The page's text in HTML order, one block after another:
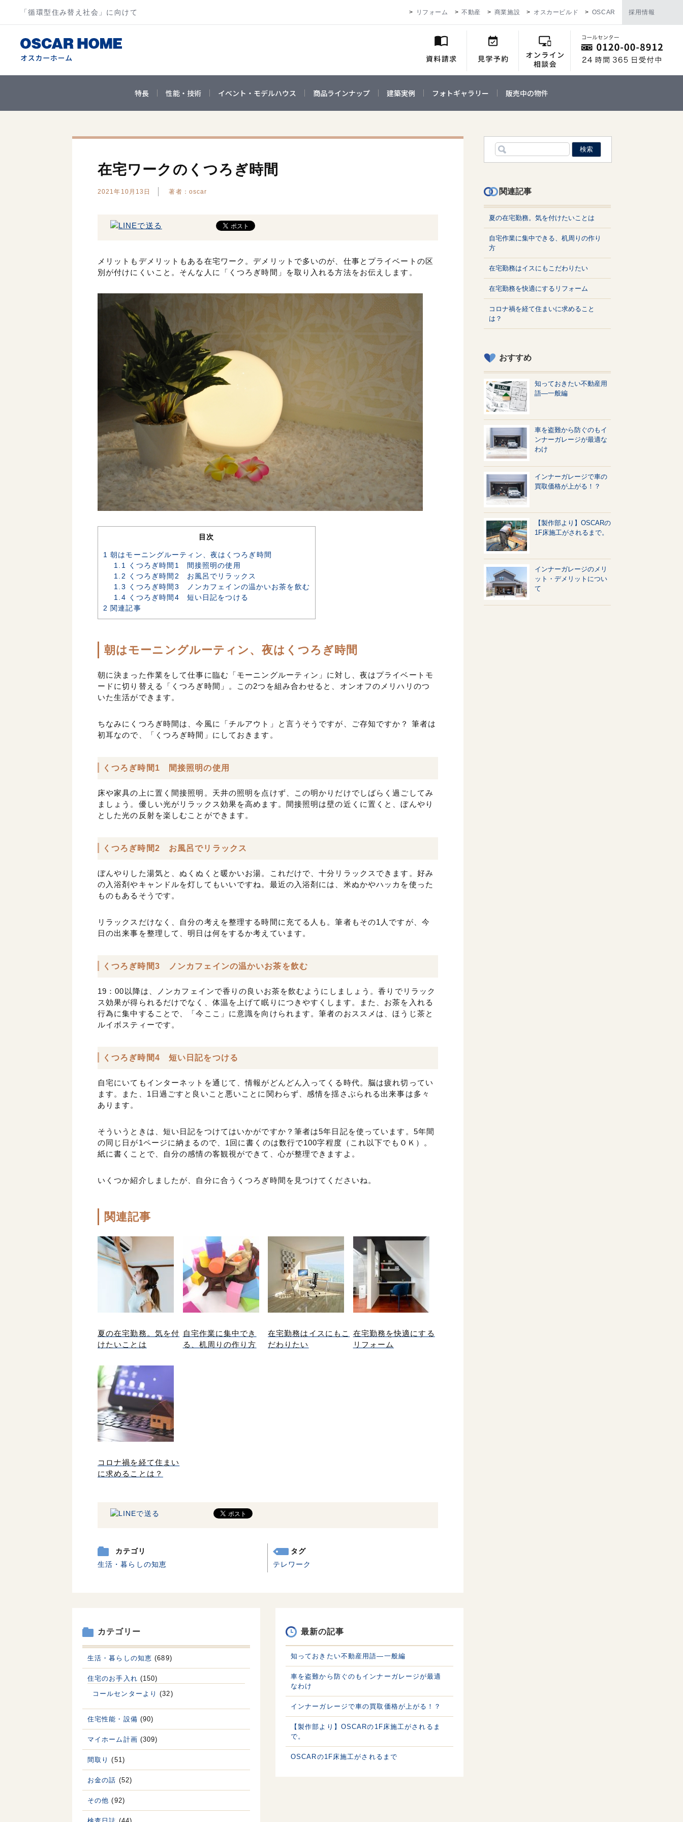
「循環型住み替え社会」に向けて リフォーム 不動産 商業施設 オスカービルド OSCAR 採用情報
特長 性能・技術 イベント・モデルハウス 商品ラインナップ 建築実例 フォトギャラリー 販売中の物件
在宅ワークのくつろぎ時間
2021年10月13日 著者：oscar
メリットもデメリットもある在宅ワーク。デメリットで多いのが、仕事とプライベートの区
別が付けにくいこと。そんな人に「くつろぎ時間」を取り入れる方法をお伝えします。
目次
1 朝はモーニングルーティン、夜はくつろぎ時間
1.1 くつろぎ時間1 間接照明の使用
1.2
くつろぎ時間2 お風呂でリラックス
1.3
くつろぎ時間3 ノンカフェインの温かいお茶を飲む
1.4 くつろぎ時間4 短い日記をつける
2 関連記事
朝はモーニングルーティン、夜はくつろぎ時間
朝に決まった作業をして仕事に臨む「モーニングルーティン」に対し、夜はプライベートモ
ードに切り替える「くつろぎ時間」。この2つを組み合わせると、オンオフのメリハリのつ
いた生活ができます。
ちなみにくつろぎ時間は、今風に「チルアウト」と言うそうですが、ご存知ですか？ 筆者は
初耳なので、「くつろぎ時間」にしておきます。
くつろぎ時間1 間接照明の使用
床や家具の上に置く間接照明。天井の照明を点けず、この明かりだけでしばらく過ごしてみ
ましょう。優しい光がリラックス効果を高めます。間接照明は壁の近くに置くと、ぼんやり
とした光の反射を楽しむことができます。
くつろぎ時間2 お風呂でリラックス
ぼんやりした湯気と、ぬくぬくと暖かいお湯。これだけで、十分リラックスできます。好み
の入浴剤やキャンドルを灯してもいいですね。最近の入浴剤には、米ぬかやハッカを使った
ものもあるそうです。
リラックスだけなく、自分の考えを整理する時間に充てる人も。筆者もその1人ですが、今
日の出来事を整理して、明日は何をするか考えています。
くつろぎ時間3 ノンカフェインの温かいお茶を飲む
19：00以降は、ノンカフェインで香りの良いお茶を飲むようにしましょう。香りでリラック
ス効果が得られるだけでなく、体温を上げて眠りにつきやすくします。また、お茶を入れる
行為に集中することで、「今ここ」に意識を向けられます。筆者のおススメは、ほうじ茶と
ルイボスティーです。
くつろぎ時間4 短い日記をつける
自宅にいてもインターネットを通じて、情報がどんどん入ってくる時代。脳は疲れ切ってい
ます。また、1日過ごすと良いこと悪いことに関わらず、感情を揺さぶられる出来事は多々
あります。
そういうときは、短い日記をつけてはいかがですか？筆者は5年日記を使っています。5年間
の同じ日が1ページに納まるので、1回に書くのは数行で100字程度（これ以下でもＯＫ）。
紙に書くことで、自分の感情の客観視ができて、心が整理できますよ。
いくつか紹介しましたが、自分に合うくつろぎ時間を見つけてくださいね。
関連記事
夏の在宅勤務。気を付
けたいことは
自宅作業に集中でき
る、机周りの作り方
在宅勤務はイスにもこ
だわりたい
在宅勤務を快適にする
リフォーム
コロナ禍を経て住まい
に求めることは？
カテゴリ
生活・暮らしの知恵
タグ
テレワーク
最新の記事
知っておきたい不動産用語—一般編
車を盗難から防ぐのもインナーガレージが最適
なわけ
インナーガレージで車の買取価格が上がる！？
【製作部より】OSCARの1F床施工がされるま
で。
OSCARの1F床施工がされるまで
カテゴリー
生活・暮らしの知恵 (689)
住宅のお手入れ (150)
コールセンターより (32)
住宅性能・設備 (90)
マイホーム計画 (309)
間取り (51)
お金の話 (52)
その他 (92)
関連記事
夏の在宅勤務。気を付けたいことは
自宅作業に集中できる、机周りの作り
方
在宅勤務はイスにもこだわりたい
在宅勤務を快適にするリフォーム
コロナ禍を経て住まいに求めること
は？
おすすめ
知っておきたい不動産用
語—一般編
車を盗難から防ぐのもイ
ンナーガレージが最適な
わけ
インナーガレージで車の
買取価格が上がる！？
【製作部より】OSCARの
1F床施工がされるまで。
インナーガレージのメリ
ット・デメリットについ
て